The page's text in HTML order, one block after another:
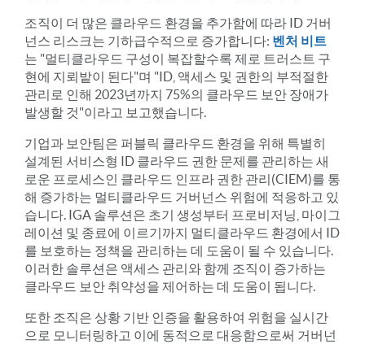
조직이 더 많은 클라우드 환경을 추가함에 따라 ID 거버
넌스 리스크는 기하급수적으로 증가합니다: 벤처 비트
는 "멀티클라우드 구성이 복잡할수록 제로 트러스트 구
현에 지뢰밭이 된다"며 "ID, 액세스 및 권한의 부적절한
관리로 인해 2023년까지 75%의 클라우드 보안 장애가
발생할 것"이라고 보고했습니다.
기업과 보안팀은 퍼블릭 클라우드 환경을 위해 특별히
설계된 서비스형 ID 클라우드 권한 문제를 관리하는 새
로운 프로세스인 클라우드 인프라 권한 관리(CIEM)를 통
해 증가하는 멀티클라우드 거버넌스 위험에 적응하고 있
습니다. IGA 솔루션은 초기 생성부터 프로비저닝, 마이그
레이션 및 종료에 이르기까지 멀티클라우드 환경에서 ID
를 보호하는 정책을 관리하는 데 도움이 될 수 있습니다.
이러한 솔루션은 액세스 관리와 함께 조직이 증가하는
클라우드 보안 취약성을 제어하는 데 도움이 됩니다.
또한 조직은 상황 기반 인증을 활용하여 위험을 실시간
으로 모니터링하고 이에 동적으로 대응함으로써 거버넌